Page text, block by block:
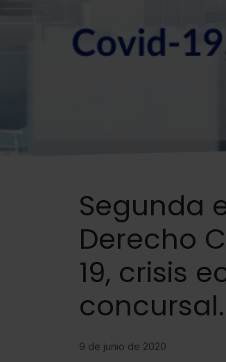
Segunda
Derecho
19, crisis
9 de junio de 2020